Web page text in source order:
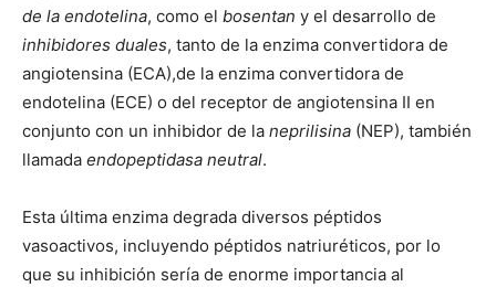
de la endotelina, como el bosentan y el desarrollo de
inhibidores duales, tanto de la enzima convertidora de
angiotensina (ECA),de la enzima convertidora de
endotelina (ECE) o del receptor de angiotensina II en
conjunto con un inhibidor de la neprilisina (NEP), también
llamada endopeptidasa neutral.
Esta última enzima degrada diversos péptidos
vasoactivos, incluyendo péptidos natriuréticos, por lo
que su inhibición sería de enorme importancia al